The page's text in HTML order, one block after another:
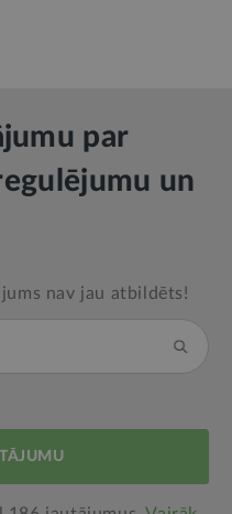
par
un
nav jau atbildēts!